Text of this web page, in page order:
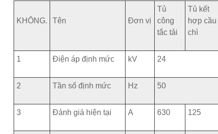
KHÔNG. Tên Đơn vị
Tủ
công
tắc tải
Tủ kết
hợp cầu
chì
1 Điện áp định mức kV 24
2 Tần số định mức Hz 50
3 Đánh giá hiện tại A 630 125